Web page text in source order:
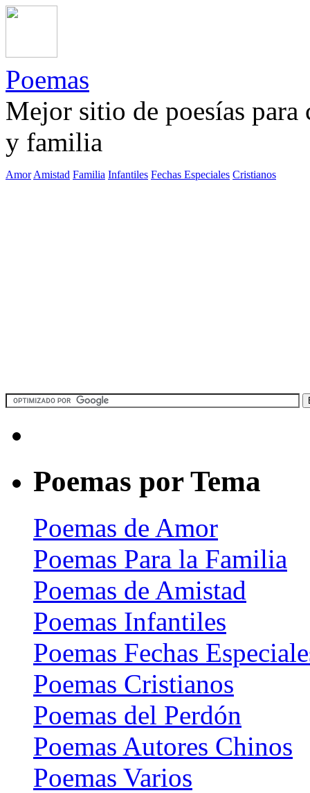
Poemas
Mejor sitio de poesías
y familia
Amor Amistad Familia Infantiles Fechas Especiales Cristianos
Poemas por Tema
Poemas de Amor
Poemas Para la Familia
Poemas de Amistad
Poemas Infantiles
Poemas Fechas
Poemas Cristianos
Poemas del Perdón
Poemas Autores Chinos
Poemas Varios